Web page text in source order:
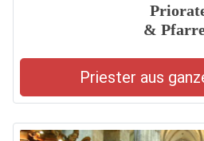
&
Priester aus